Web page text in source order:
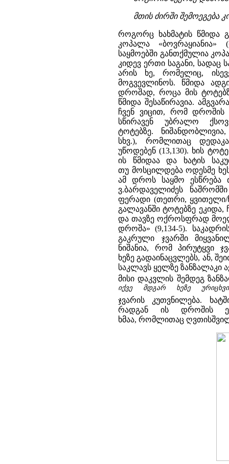
მთის ძირში შემოეგება
როგორც ხახმატის წმიდა
კოპალა
საყმოებში განთქმულია
კიდევ ერთი საგანი, სადაც
არის ხე, რომელიც,
მოგვევლინოს. წმიდა
დროშად, როცა მის
წმიდა შესაწირავია.
ჩვენ ვიცით, რომ დროშის
სწირავენ უბრალო
ტოტებზე.
სხვ.), რომლითაც
უწოდებენ (13,130). ხის
ის წმიდაა და ხატის
თუ მოსცილდება ოდესმე
ამ დროს საყმო ესწრება
ვ.ბარდაველიძეს
ფერადი (თეთრი, ყვითელი/
გალავანში ტოტებზე ეკიდა,
და თავზე ოქროსფრად
დროშა» (9,134-5).
გაკრული ჯვარში
ნიშანია, რომ პირუტყვი
ხეზე გადაინაცვლებს, ან,
საკლავს ყელზე ზანზალაკი
მისი დაკვლის შემდეგ
იქვე მდგარ ხეზე
ჯვარის კუთვნილება.
რადგან ის დროშის
ხმაა, რომლითაც